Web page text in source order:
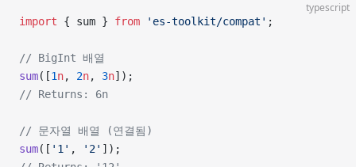
typescript
import { sum } from 'es-toolkit/compat' ;
// BigInt 배열
sum([1n, 2n, 3n]);
// Returns: 6n
// 문자열 배열 (연결됨)
sum([ '1' , '2' ]);